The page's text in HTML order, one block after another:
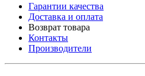
Гарантии качества
Доставка и оплата
Возврат товара
Контакты
Производители